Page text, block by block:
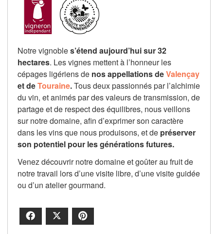
Notre vignobles’étend aujourd’hui sur 32
hectares. Les vignes mettent à l’honneur les
cépages ligériens de nos appellations deValençay
et deTouraine.Tous deux passionnés par l’alchimie
du vin, et animés par des valeurs de transmission, de
partage et de respect des équilibres, nous veillons
sur notre domaine, afin d’exprimer son caractère
dans les vins que nous produisons, et de préserver
son potentiel pour les générations futures.
Venez découvrir notre domaine et goûter au fruit de
notre travail lors d’une visite libre, d’une visite guidée
ou d’un atelier gourmand.
Facebook